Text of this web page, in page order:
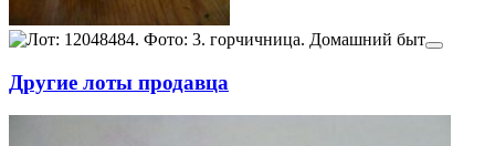
Другие лоты продавца